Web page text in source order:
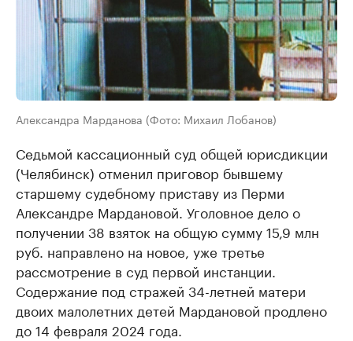
Александра Марданова (Фото: Михаил Лобанов)
Седьмой кассационный суд общей юрисдикции
(Челябинск) отменил приговор бывшему
старшему судебному приставу из Перми
Александре Мардановой. Уголовное дело о
получении 38 взяток на общую сумму 15,9 млн
руб. направлено на новое, уже третье
рассмотрение в суд первой инстанции.
Содержание под стражей 34-летней матери
двоих малолетних детей Мардановой продлено
до 14 февраля 2024 года.